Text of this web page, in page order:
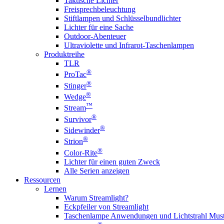
Freisprechbeleuchtung
Stiftlampen und Schlüsselbundlichter
Lichter für eine Sache
Outdoor-Abenteuer
Ultraviolette und Infrarot-Taschenlampen
Produktreihe
TLR
ProTac®
Stinger®
Wedge®
Stream™
Survivor®
Sidewinder®
Strion®
Color-Rite®
Lichter für einen guten Zweck
Alle Serien anzeigen
Ressourcen
Lernen
Warum Streamlight?
Eckpfeiler von Streamlight
Taschenlampe Anwendungen und Lichtstrahl